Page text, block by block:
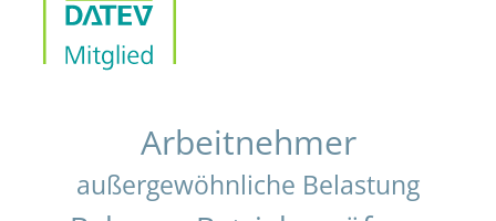
Arbeitnehmer
außergewöhnliche Belastung